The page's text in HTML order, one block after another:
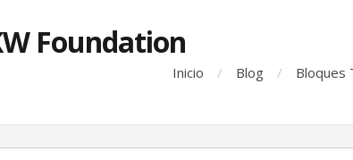
Inicio Blog Bloques